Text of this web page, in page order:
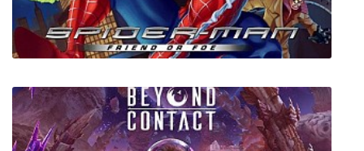
Argonus and the Gods of Stone